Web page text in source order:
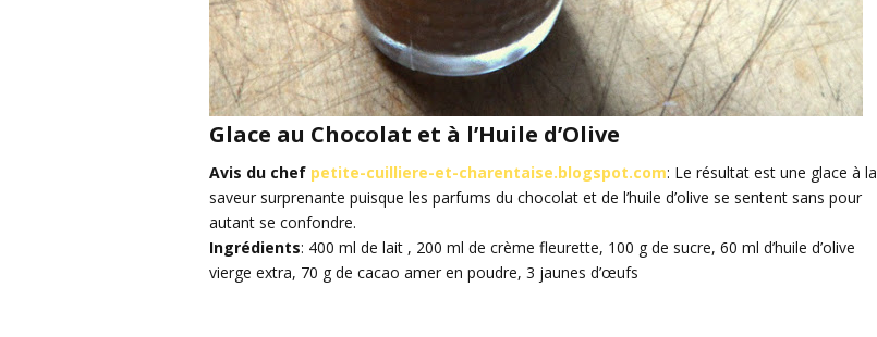
Glace au Chocolat et à l’Huile d’Olive
Avis du chef petite-cuilliere-et-charentaise.blogspot.com: Le résultat est une glace à la
saveur surprenante puisque les parfums du chocolat et de l’huile d’olive se sentent sans pour
autant se confondre.
Ingrédients: 400 ml de lait , 200 ml de crème fleurette, 100 g de sucre, 60 ml d’huile d’olive
vierge extra, 70 g de cacao amer en poudre, 3 jaunes d’œufs